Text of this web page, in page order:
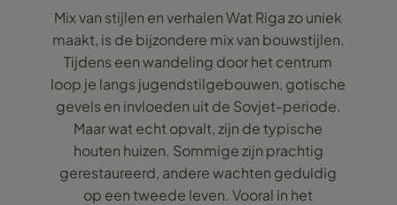
Mix van stijlen en verhalen Wat Riga zo uniek
maakt, is de bijzondere mix van bouwstijlen.
Tijdens een wandeling door het centrum
loop je langs jugendstilgebouwen, gotische
gevels en invloeden uit de Sovjet-periode.
Maar wat echt opvalt, zijn de typische
houten huizen. Sommige zijn prachtig
gerestaureerd, andere wachten geduldig
op een tweede leven. Vooral in het